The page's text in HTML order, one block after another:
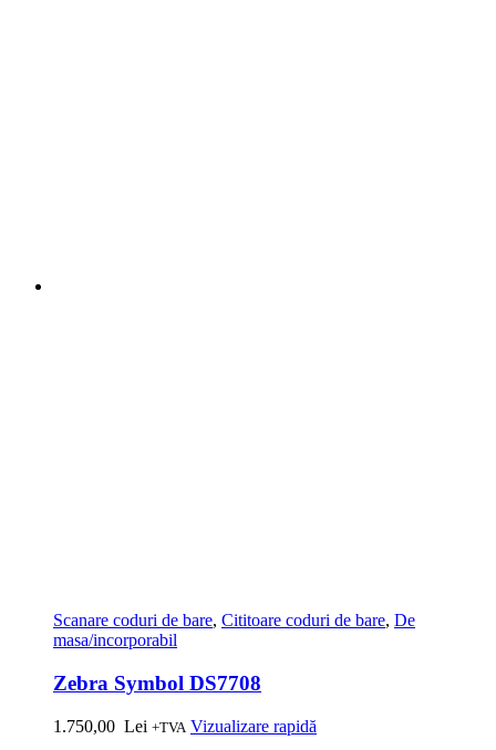
Scanare coduri de bare, Cititoare coduri de bare, De
masa/incorporabil
Zebra Symbol DS7708
1.750,00 Lei +TVA Vizualizare rapidă